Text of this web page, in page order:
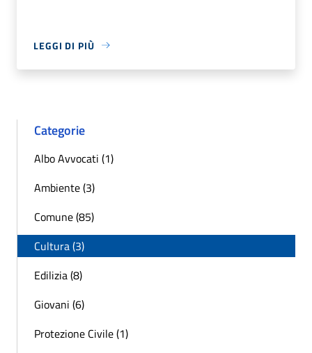
LEGGI DI PIÙ
Categorie
Albo Avvocati (1)
Ambiente (3)
Comune (85)
Cultura (3)
Edilizia (8)
Giovani (6)
Protezione Civile (1)